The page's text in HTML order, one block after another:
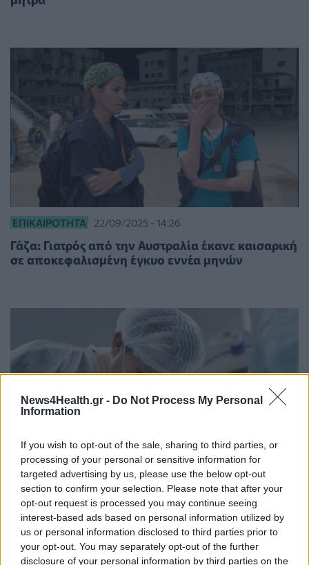
News4Health.gr - Do Not Process My Personal
Information
If you wish to opt-out of the sale, sharing to third parties, or
processing of your personal or sensitive information for
targeted advertising by us, please use the below opt-out
section to confirm your selection. Please note that after your
opt-out request is processed you may continue seeing
interest-based ads based on personal information utilized by
us or personal information disclosed to third parties prior to
your opt-out. You may separately opt-out of the further
disclosure of your personal information by third parties on the
ΕΠΙΚΑΙΡΌΤΗΤΑ 22/09/2025 - 14:26
Γάζα: Γιατρός από την Αυστραλία έκανε καισαρική
σε αποκεφαλισμένη έγκυο εννέα μηνών
ΥΓΕΊΑ 07/07/2025 - 14:00
Οι προγραμματισμένες καισαρικές αυξάνουν τον
κίνδυνο συγκεκριμένων καρκίνων της παιδικής